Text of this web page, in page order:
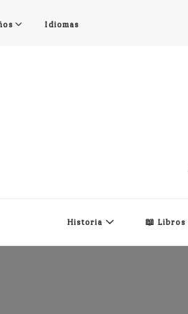
Idiomas
Historia 📖 Libros